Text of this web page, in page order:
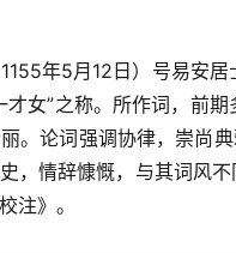
年5月12日）号易安
女”之称。所作词，前
。论词强调协律，崇尚
，情辞慷慨，与其词风
注》。